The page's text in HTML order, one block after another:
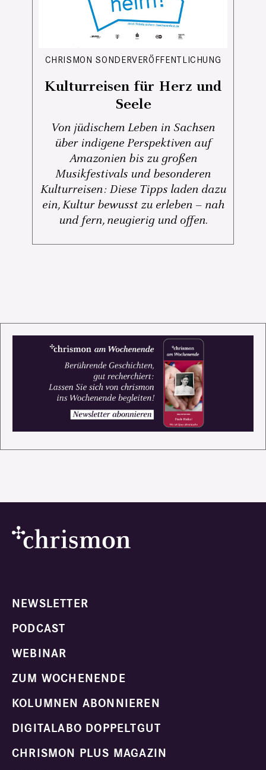
CHRISMON SONDERVERÖFFENTLICHUNG
Kulturreisen für Herz und
Seele
Von jüdischem Leben in Sachsen
über indigene Perspektiven auf
Amazonien bis zu großen
Musikfestivals und besonderen
Kulturreisen: Diese Tipps laden dazu
ein, Kultur bewusst zu erleben – nah
und fern, neugierig und offen.
NEWSLETTER
PODCAST
WEBINAR
ZUM WOCHENENDE
KOLUMNEN ABONNIEREN
DIGITALABO DOPPELTGUT
CHRISMON PLUS MAGAZIN